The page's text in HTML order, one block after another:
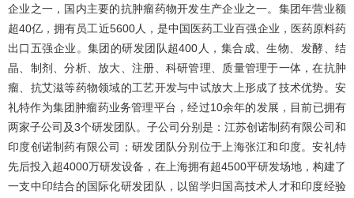
企业之一，国内主要的抗肿瘤药物开发生产企业之一。集团年营业额
超40亿，拥有员工近5600人，是中国医药工业百强企业，医药原料药
出口五强企业。集团的研发团队超400人，集合成、生物、发酵、结
晶、制剂、分析、放大、注册、科研管理、质量管理于一体，在抗肿
瘤、抗艾滋等药物领域的工艺开发与中试放大上形成了技术优势。安
礼特作为集团肿瘤药业务管理平台，经过10余年的发展，目前已拥有
两家子公司及3个研发团队。子公司分别是：江苏创诺制药有限公司和
印度创诺制药有限公司；研发团队分别位于上海张江和印度。安礼特
先后投入超4000万研发设备，在上海拥有超4500平研发场地，构建了
一支中印结合的国际化研发团队，以留学归国高技术人才和印度经验